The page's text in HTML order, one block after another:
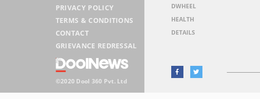
PRIVACY POLICY
TERMS & CONDITIONS
CONTACT
GRIEVANCE REDRESSAL
©2020 Dool 360 Pvt. Ltd
DWHEEL
HEALTH
DETAILS